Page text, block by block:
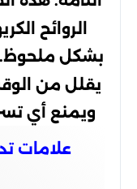
الروائح
بشكل ملحوظ.
يقلل من
ويمنع أي
علامات